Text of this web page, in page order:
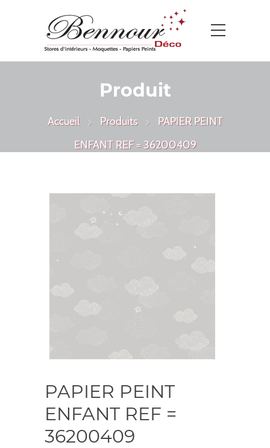
Produit
Accueil Produits
PAPIER PEINT
ENFANT REF = 36200409
PAPIER PEINT
ENFANT REF =
36200409